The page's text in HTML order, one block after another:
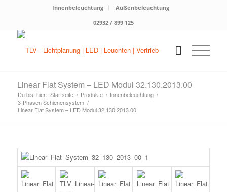
Innenbeleuchtung
Außenbeleuchtung
02932 / 899 125
Linear Flat System – LED Modul 32.130.2013.00
Du bist hier: Startseite / Produkte / Innenbeleuchtung /
3-Phasen Schienensystem /
Linear Flat System – LED Modul 32.130.2013.00